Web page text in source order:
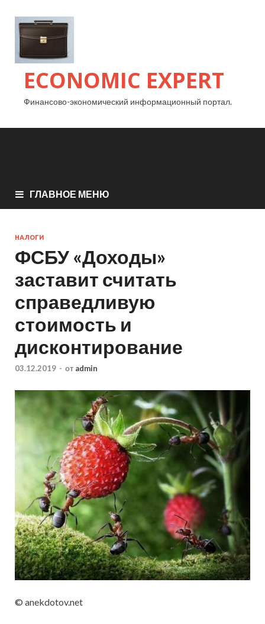
ECONOMIC EXPERT
Финансово-экономический информационный портал.
ГЛАВНОЕ МЕНЮ
НАЛОГИ
ФСБУ «Доходы»
заставит считать
справедливую
стоимость и
дисконтирование
03.12.2019 - от admin
© anekdotov.net